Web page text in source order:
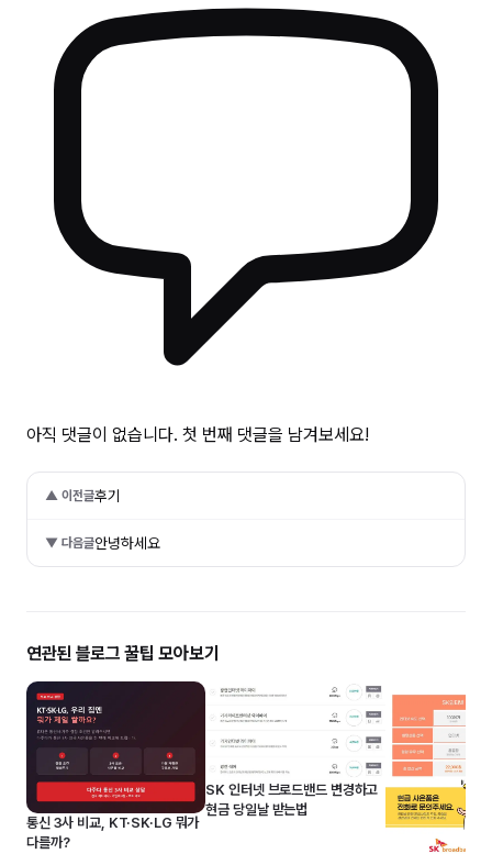
아직 댓글이 없습니다. 첫 번째 댓글을 남겨보세요!
▲ 이전글후기
▼ 다음글안녕하세요
연관된 블로그 꿀팁 모아보기
통신 3사 비교, KT·SK·LG 뭐가
다를까?
SK 인터넷 브로드밴드 변경하고
현금 당일날 받는법